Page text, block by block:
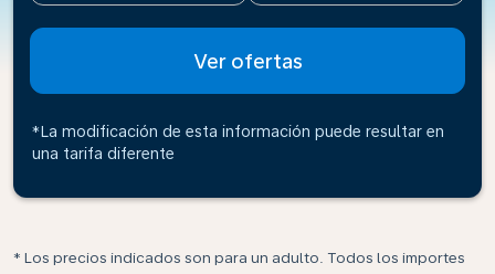
Ver ofertas
*La modificación de esta información puede resultar en
una tarifa diferente
* Los precios indicados son para un adulto. Todos los importes